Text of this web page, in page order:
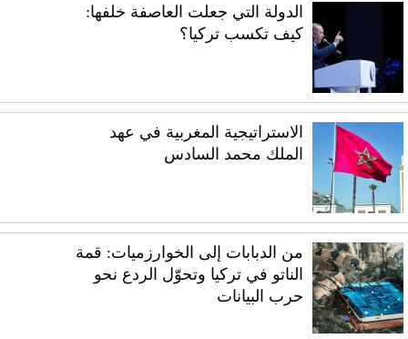
الدولة التي جعلت العاصفة خلفها:
كيف تكسب تركيا؟
الاستراتيجية المغربية في عهد
الملك محمد السادس
من الدبابات إلى الخوارزميات: قمة
الناتو في تركيا وتحوّل الردع نحو
حرب البيانات